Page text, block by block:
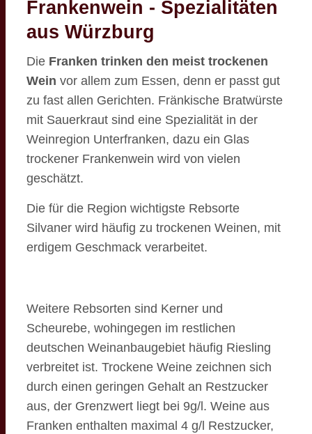
Frankenwein - Spezialitäten
aus Würzburg
Die Franken trinken den meist trockenen
Wein vor allem zum Essen, denn er passt gut
zu fast allen Gerichten. Fränkische Bratwürste
mit Sauerkraut sind eine Spezialität in der
Weinregion Unterfranken, dazu ein Glas
trockener Frankenwein wird von vielen
geschätzt.
Die für die Region wichtigste Rebsorte
Silvaner wird häufig zu trockenen Weinen, mit
erdigem Geschmack verarbeitet.
Weitere Rebsorten sind Kerner und
Scheurebe, wohingegen im restlichen
deutschen Weinanbaugebiet häufig Riesling
verbreitet ist. Trockene Weine zeichnen sich
durch einen geringen Gehalt an Restzucker
aus, der Grenzwert liegt bei 9g/l. Weine aus
Franken enthalten maximal 4 g/l Restzucker,